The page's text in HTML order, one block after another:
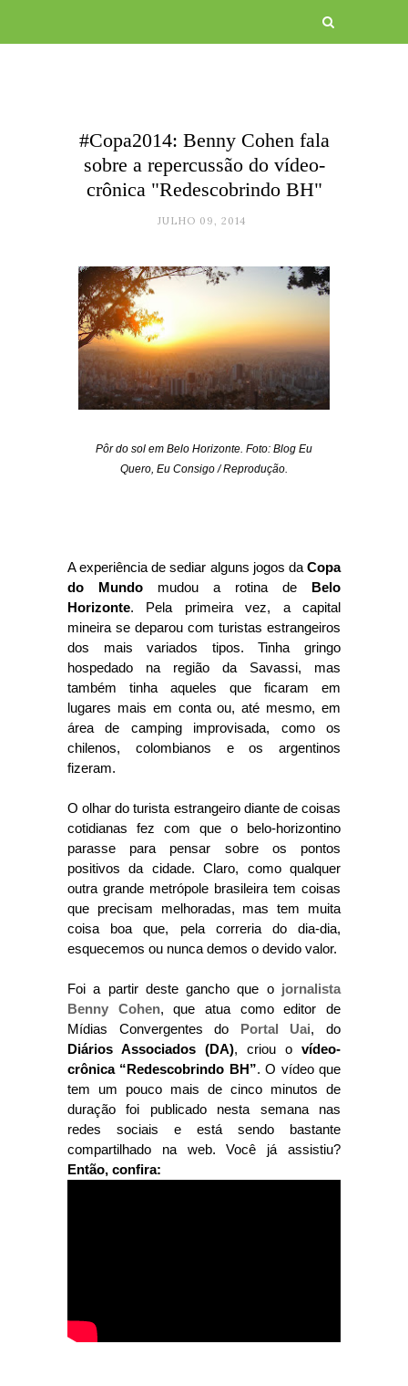
#Copa2014: Benny Cohen fala
sobre a repercussão do vídeo-
crônica "Redescobrindo BH"
JULHO 09, 2014
Pôr do sol em Belo Horizonte. Foto: Blog Eu
Quero, Eu Consigo / Reprodução.
A experiência de sediar alguns jogos da Copa
do Mundo mudou a rotina de Belo
Horizonte. Pela primeira vez, a capital
mineira se deparou com turistas estrangeiros
dos mais variados tipos. Tinha gringo
hospedado na região da Savassi, mas
também tinha aqueles que ficaram em
lugares mais em conta ou, até mesmo, em
área de camping improvisada, como os
chilenos, colombianos e os argentinos
fizeram.
O olhar do turista estrangeiro diante de coisas
cotidianas fez com que o belo-horizontino
parasse para pensar sobre os pontos
positivos da cidade. Claro, como qualquer
outra grande metrópole brasileira tem coisas
que precisam melhoradas, mas tem muita
coisa boa que, pela correria do dia-dia,
esquecemos ou nunca demos o devido valor.
Foi a partir deste gancho que o jornalista
Benny Cohen, que atua como editor de
Mídias Convergentes do Portal Uai, do
Diários Associados (DA), criou o vídeo-
crônica “Redescobrindo BH”. O vídeo que
tem um pouco mais de cinco minutos de
duração foi publicado nesta semana nas
redes sociais e está sendo bastante
compartilhado na web. Você já assistiu?
Então, confira: